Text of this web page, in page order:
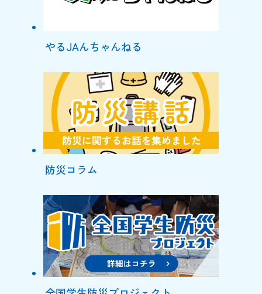
やるJAんちゃんねる
防災コラム